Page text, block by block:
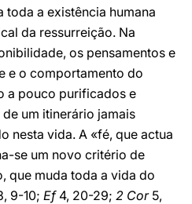
toda a existência humana
da ressurreição. Na
os pensamentos e
e o comportamento do
a pouco purificados e
um itinerário jamais
nesta vida. A «fé, que actua
se um novo critério de
que muda toda a vida do
9-10; Ef4, 20-29; 2 Cor5,